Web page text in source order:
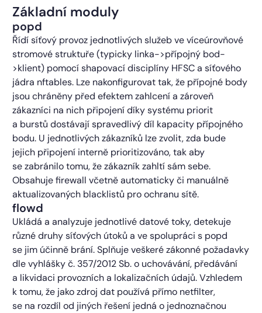
Základní moduly
popd
Řídí síťový provoz jednotlivých služeb ve víceúrovňové
stromové struktuře (typicky linka->přípojný bod-
>klient) pomocí shapovací disciplíny HFSC a síťového
jádra nftables. Lze nakonfigurovat tak, že přípojné body
jsou chráněny před efektem zahlcení a zároveň
zákazníci na nich připojení díky systému priorit
a burstů dostávají spravedlivý díl kapacity přípojného
bodu. U jednotlivých zákazníků lze zvolit, zda bude
jejich připojení interně prioritizováno, tak aby
se zabránilo tomu, že zákazník zahltí sám sebe.
Obsahuje firewall včetně automaticky či manuálně
aktualizovaných blacklistů pro ochranu sítě.
flowd
Ukládá a analyzuje jednotlivé datové toky, detekuje
různé druhy síťových útoků a ve spolupráci s popd
se jim účinně brání. Splňuje veškeré zákonné požadavky
dle vyhlášky č. 357/2012 Sb. o uchovávání, předávání
a likvidaci provozních a lokalizačních údajů. Vzhledem
k tomu, že jako zdroj dat používá přímo netfilter,
se na rozdíl od jiných řešení jedná o jednoznačnou